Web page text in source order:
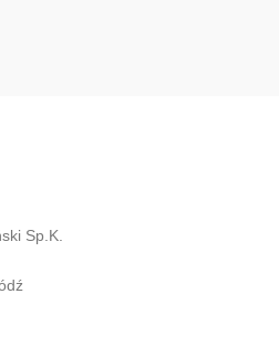
Sp.K.